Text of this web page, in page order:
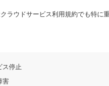
ラウドサービス利用規約でも特に
ス停止
害